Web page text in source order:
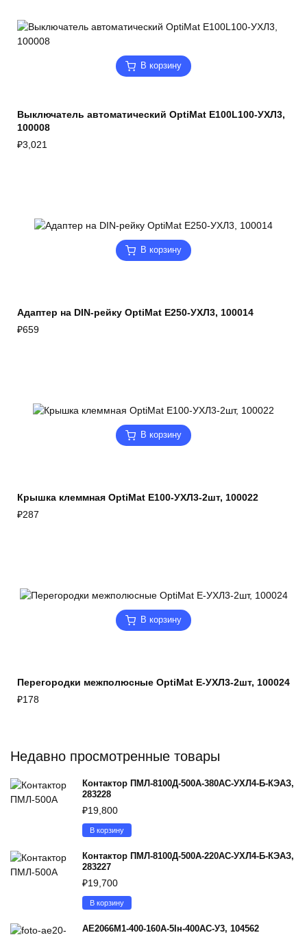
В корзину
Выключатель автоматический OptiMat E100L100-УХЛ3,
100008
₽3,021
В корзину
Адаптер на DIN-рейку OptiMat E250-УХЛ3, 100014
₽659
В корзину
Крышка клеммная OptiMat E100-УХЛ3-2шт, 100022
₽287
В корзину
Перегородки межполюсные OptiMat E-УХЛ3-2шт, 100024
₽178
Недавно просмотренные товары
Контактор ПМЛ-8100Д-500А-380AC-УХЛ4-Б-КЭАЗ,
283228
₽19,800
В корзину
Контактор ПМЛ-8100Д-500А-220AC-УХЛ4-Б-КЭАЗ,
283227
₽19,700
В корзину
АЕ2066М1-400-160А-5Iн-400AC-У3, 104562